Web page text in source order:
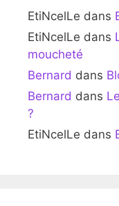
EtiNcelLe dans
EtiNcelLe dans
moucheté
Bernard dans
Bernard dans
?
EtiNcelLe dans